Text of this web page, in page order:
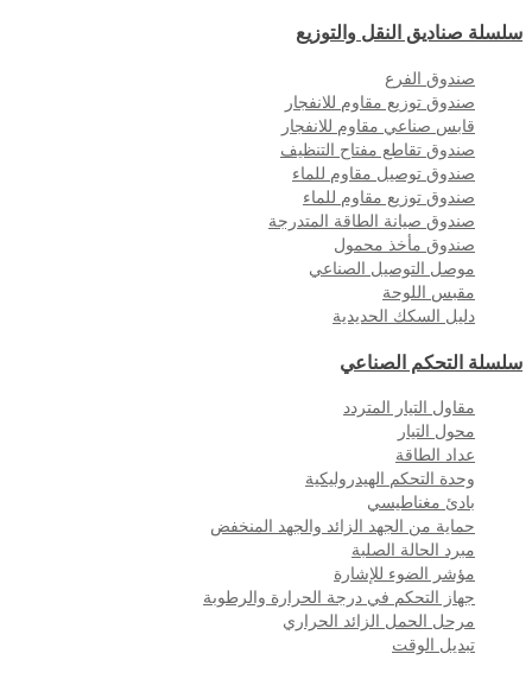
سلسلة صناديق النقل والتوزيع
صندوق الفرع
صندوق توزيع مقاوم للانفجار
قابس صناعي مقاوم للانفجار
صندوق تقاطع مفتاح التنظيف
صندوق توصيل مقاوم للماء
صندوق توزيع مقاوم للماء
صندوق صيانة الطاقة المتدرجة
صندوق مأخذ محمول
موصل التوصيل الصناعي
مقبس اللوحة
دليل السكك الحديدية
سلسلة التحكم الصناعي
مقاول التيار المتردد
محول التيار
عداد الطاقة
وحدة التحكم الهيدروليكية
بادئ مغناطيسي
حماية من الجهد الزائد والجهد المنخفض
مبرد الحالة الصلبة
مؤشر الضوء للإشارة
جهاز التحكم في درجة الحرارة والرطوبة
مرحل الحمل الزائد الحراري
تبديل الوقت